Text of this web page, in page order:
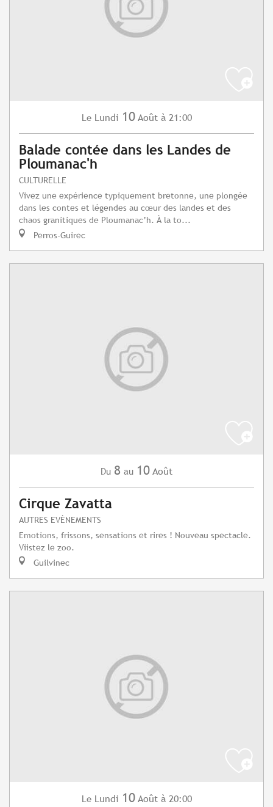
Le Lundi 10 Août à 21:00
Balade contée dans les Landes de
Ploumanac'h
CULTURELLE
Vivez une expérience typiquement bretonne, une plongée
dans les contes et légendes au cœur des landes et des
chaos granitiques de Ploumanac’h. À la to...
Perros-Guirec
Du 8 au 10 Août
Cirque Zavatta
AUTRES EVÈNEMENTS
Emotions, frissons, sensations et rires ! Nouveau spectacle.
Viistez le zoo.
Guilvinec
Le Lundi 10 Août à 20:00